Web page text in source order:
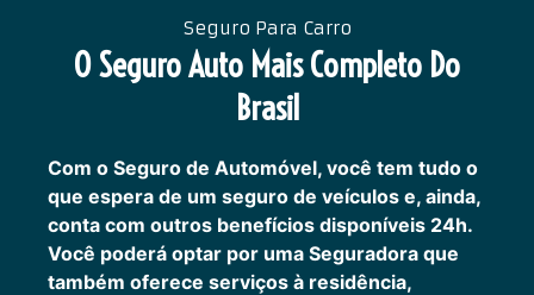
Seguro Para Carro
O Seguro Auto Mais Completo Do
Brasil
Com o Seguro de Automóvel, você tem tudo o
que espera de um seguro de veículos e, ainda,
conta com outros benefícios disponíveis 24h.
Você poderá optar por uma Seguradora que
também oferece serviços à residência,